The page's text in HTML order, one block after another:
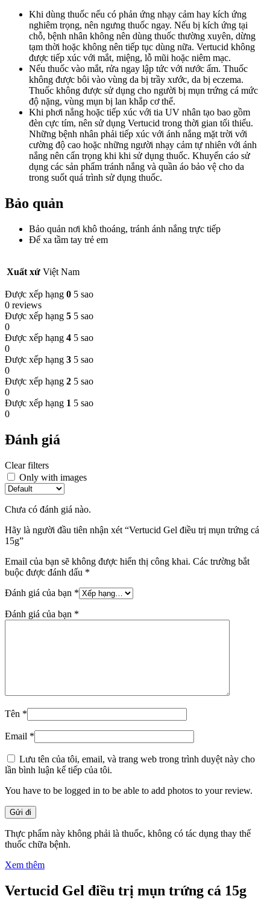
Khi dùng thuốc nếu có phản ứng nhạy cảm hay kích ứng
nghiêm trọng, nên ngưng thuốc ngay. Nếu bị kích ứng tại
chỗ, bệnh nhân không nên dùng thuốc thường xuyên, dừng
tạm thời hoặc không nên tiếp tục dùng nữa. Vertucid không
được tiếp xúc với mắt, miệng, lỗ mũi hoặc niêm mạc.
Nếu thuốc vào mắt, rửa ngay lập tức với nước ấm. Thuốc
không được bôi vào vùng da bị trầy xước, da bị eczema.
Thuốc không được sử dụng cho người bị mụn trứng cá mức
độ nặng, vùng mụn bị lan khắp cơ thể.
Khi phơi nắng hoặc tiếp xúc với tia UV nhân tạo bao gồm
đèn cực tím, nên sử dụng Vertucid trong thời gian tối thiểu.
Những bệnh nhân phải tiếp xúc với ánh nắng mặt trời với
cường độ cao hoặc những người nhạy cảm tự nhiên với ánh
nắng nên cẩn trọng khi khi sử dụng thuốc. Khuyến cáo sử
dụng các sản phẩm tránh nắng và quần áo bảo vệ cho da
trong suốt quá trình sử dụng thuốc.
Bảo quản
Bảo quản nơi khô thoáng, tránh ánh nắng trực tiếp
Để xa tầm tay trẻ em
Xuất xứ Việt Nam
Được xếp hạng 0 5 sao
0 reviews
Được xếp hạng 5 5 sao
0
Được xếp hạng 4 5 sao
0
Được xếp hạng 3 5 sao
0
Được xếp hạng 2 5 sao
0
Được xếp hạng 1 5 sao
0
Đánh giá
Clear filters
Only with images
Chưa có đánh giá nào.
Hãy là người đầu tiên nhận xét “Vertucid Gel điều trị mụn trứng cá
15g”
Email của bạn sẽ không được hiển thị công khai. Các trường bắt
buộc được đánh dấu *
Đánh giá của bạn *
Đánh giá của bạn *
Tên *
Email *
Lưu tên của tôi, email, và trang web trong trình duyệt này cho
lần bình luận kế tiếp của tôi.
You have to be logged in to be able to add photos to your review.
Thực phẩm này không phải là thuốc, không có tác dụng thay thế
thuốc chữa bệnh.
Xem thêm
Vertucid Gel điều trị mụn trứng cá 15g